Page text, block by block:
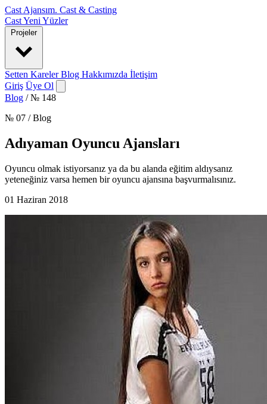
Cast Ajansım. Cast & Casting
CastYeni Yüzler
Projeler
Setten KarelerBlog Hakkımızda İletişim
Giriş Üye Ol
Blog / № 148
№ 07 / Blog
Adıyaman Oyuncu Ajansları
Oyuncu olmak istiyorsanız ya da bu alanda eğitim aldıysanız
yeteneğiniz varsa hemen bir oyuncu ajansına başvurmalısınız.
01 Haziran 2018